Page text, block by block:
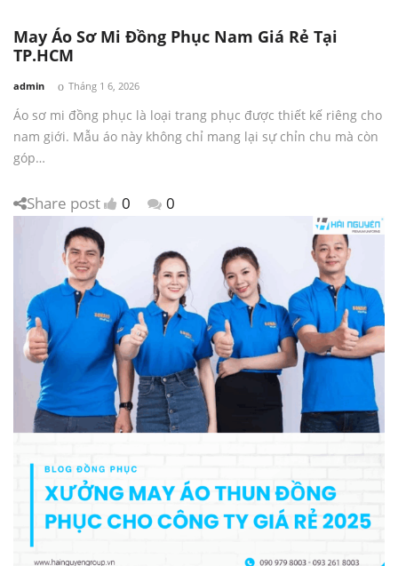
May Áo Sơ Mi Đồng Phục Nam Giá Rẻ Tại
TP.HCM
by
admin Tháng 1 6, 2026
Áo sơ mi đồng phục là loại trang phục được thiết kế riêng cho
nam giới. Mẫu áo này không chỉ mang lại sự chỉn chu mà còn
góp…
Share post 0 0